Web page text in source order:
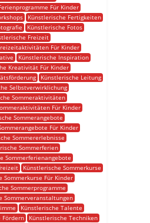
Für Kinder
Künstlerische Fertigkeiten
Künstlerische Fotos
Freizeit
Für Kinder
Künstlerische Inspiration
Kreativität Für Kinder
Künstlerische Leitung
Selbstverwirklichung
Sommeraktivitäten
Für Kinder
Sommerangebote
Für Kinder
Sommererlebnisse
Sommerferien
Sommerferienangebote
Künstlerische Sommerkurse
Sommerkurse Für Kinder
Sommerprogramme
Sommerveranstaltungen
Künstlerische Talente
Fördern
Künstlerische Techniken